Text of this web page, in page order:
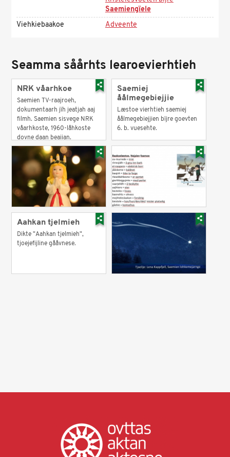
Saemiengïele
Viehkiebaakoe
Adveente
Seamma såårhts learoevierhtieh
NRK våarhkoe
Saemien TV-raajroeh,
dokumentaarh jïh jeatjah aaj
filmh. Saemien sisvege NRK
våarhkoste, 1960-låhkoste
dovne daan beajjan.
Saemiej
åålmegebiejjie
Læstoe vierhtieh saemiej
åålmegebiejjien bïjre goevten
6. b. vuesehte.
Aahkan tjelmieh
Dikte "Aahkan tjelmieh",
tjoejefijline gååvnese.